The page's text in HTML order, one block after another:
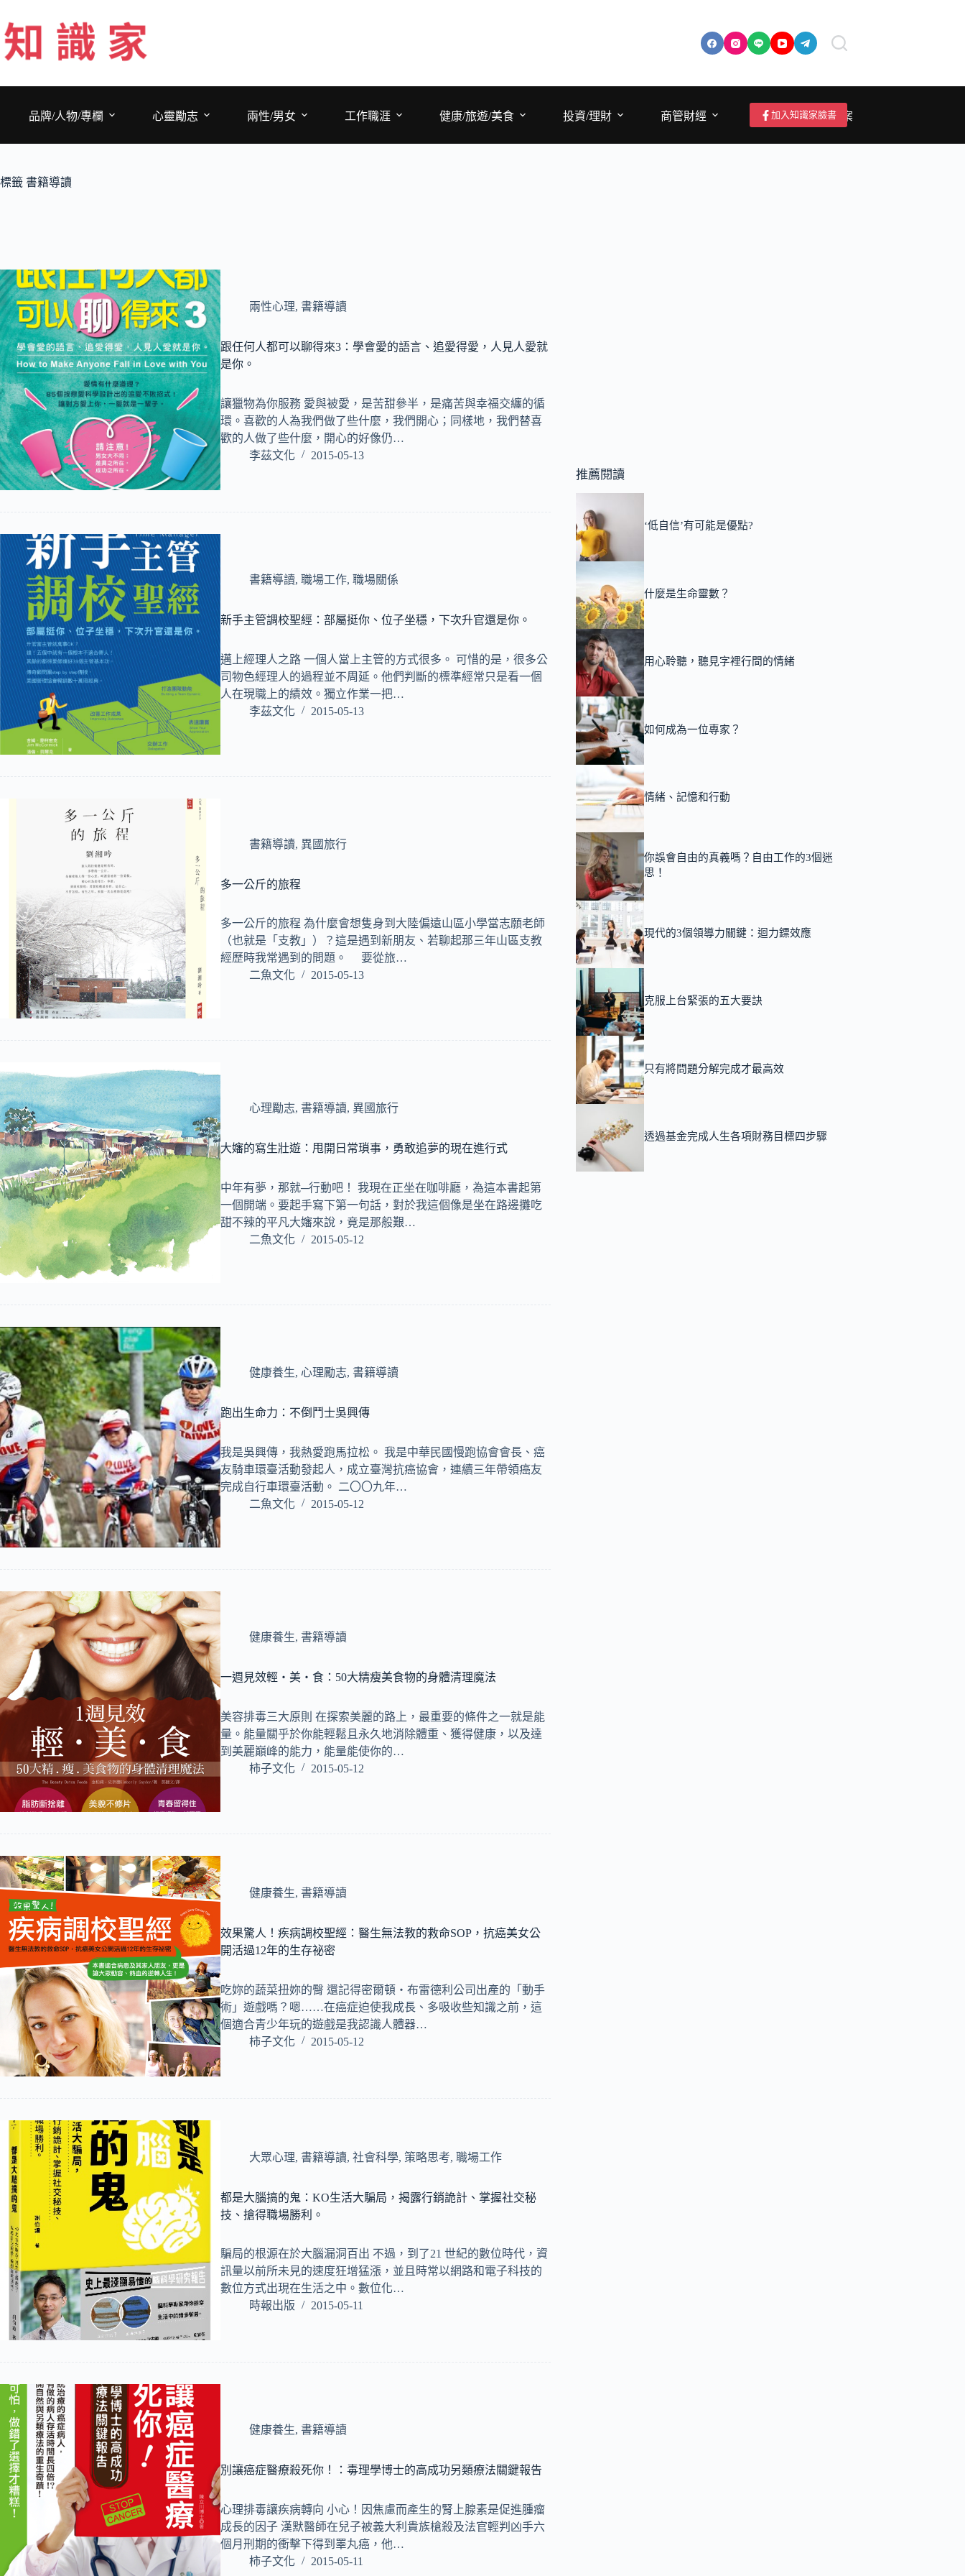
至
主
要
品牌/人物/專欄
心靈勵志 兩性/男女 工作職涯 健康/旅遊/美食 投資/理財 商管財經 成為作者/投稿/提案
加入知識家臉書
標籤 書籍導讀
兩性心理, 書籍導讀
跟任何人都可以聊得來3：學會愛的語言、追愛得愛，人見人愛就
是你。
讓獵物為你服務 愛與被愛，是苦甜參半，是痛苦與幸福交纏的循
環。喜歡的人為我們做了些什麼，我們開心；同樣地，我們替喜
歡的人做了些什麼，開心的好像仍…
李茲文化
2015-05-13
書籍導讀, 職場工作, 職場關係
新手主管調校聖經：部屬挺你、位子坐穩，下次升官還是你。
邁上經理人之路 一個人當上主管的方式很多。 可惜的是，很多公
司物色經理人的過程並不周延。他們判斷的標準經常只是看一個
人在現職上的績效。獨立作業一把…
李茲文化
2015-05-13
書籍導讀, 異國旅行
多一公斤的旅程
多一公斤的旅程 為什麼會想隻身到大陸偏遠山區小學當志願老師
（也就是「支教」）？這是遇到新朋友、若聊起那三年山區支教
經歷時我常遇到的問題。 要從旅…
二魚文化
2015-05-13
心理勵志, 書籍導讀, 異國旅行
大嬸的寫生壯遊：甩開日常瑣事，勇敢追夢的現在進行式
中年有夢，那就─行動吧！ 我現在正坐在咖啡廳，為這本書起第
一個開端。要起手寫下第一句話，對於我這個像是坐在路邊攤吃
甜不辣的平凡大嬸來說，竟是那般艱…
二魚文化
2015-05-12
健康養生, 心理勵志, 書籍導讀
跑出生命力：不倒鬥士吳興傳
我是吳興傳，我熱愛跑馬拉松。 我是中華民國慢跑協會會長、癌
友騎車環臺活動發起人，成立臺灣抗癌協會，連續三年帶領癌友
完成自行車環臺活動。 二〇〇九年…
二魚文化
2015-05-12
健康養生, 書籍導讀
一週見效輕‧美‧食：50大精瘦美食物的身體清理魔法
美容排毒三大原則 在探索美麗的路上，最重要的條件之一就是能
量。能量關乎於你能輕鬆且永久地消除體重、獲得健康，以及達
到美麗巔峰的能力，能量能使你的…
柿子文化
2015-05-12
健康養生, 書籍導讀
效果驚人！疾病調校聖經：醫生無法教的救命SOP，抗癌美女公
開活過12年的生存祕密
吃妳的蔬菜扭妳的臀 還記得密爾頓‧布雷德利公司出產的「動手
術」遊戲嗎？嗯……在癌症迫使我成長、多吸收些知識之前，這
個適合青少年玩的遊戲是我認識人體器…
柿子文化
2015-05-12
大眾心理, 書籍導讀, 社會科學, 策略思考, 職場工作
都是大腦搞的鬼：KO生活大騙局，揭露行銷詭計、掌握社交秘
技、搶得職場勝利。
騙局的根源在於大腦漏洞百出 不過，到了21 世紀的數位時代，資
訊量以前所未見的速度狂增猛漲，並且時常以網路和電子科技的
數位方式出現在生活之中。數位化…
時報出版
2015-05-11
健康養生, 書籍導讀
別讓癌症醫療殺死你！：毒理學博士的高成功另類療法關鍵報告
心理排毒讓疾病轉向 小心！因焦慮而產生的腎上腺素是促進腫瘤
成長的因子 漢默醫師在兒子被義大利貴族槍殺及法官輕判凶手六
個月刑期的衝擊下得到睪丸癌，他…
柿子文化
2015-05-11
推薦閱讀
‘低自信’有可能是優點?
什麼是生命靈數？
用心聆聽，聽見字裡行間的情緒
如何成為一位專家？
情緒、記憶和行動
你誤會自由的真義嗎？自由工作的3個迷
思！
現代的3個領導力關鍵：迴力鏢效應
克服上台緊張的五大要訣
只有將問題分解完成才最高效
透過基金完成人生各項財務目標四步驟